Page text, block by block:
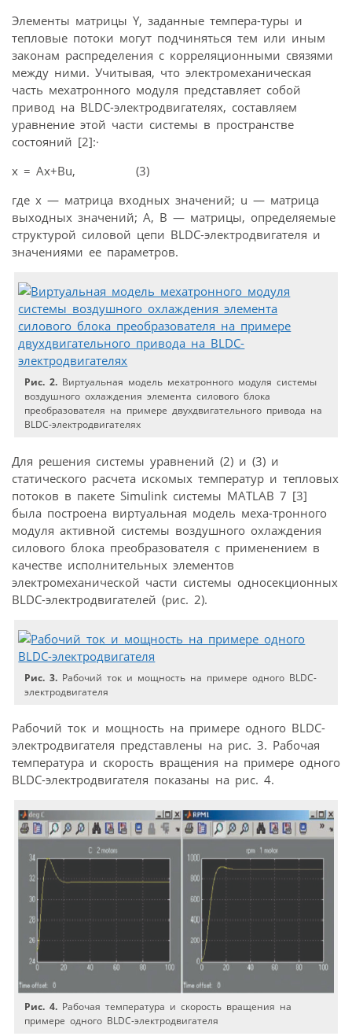
Элементы матрицы Y, заданные темпера-туры и
тепловые потоки могут подчиняться тем или иным
законам распределения с корреляционными связями
между ними. Учитывая, что электромеханическая
часть мехатронного модуля представляет собой
привод на BLDC-электродвигателях, составляем
уравнение этой части системы в пространстве
состояний [2]:·
х = Ах+Вu, (3)
где х — матрица входных значений; u — матрица
выходных значений; A, B — матрицы, определяемые
структурой силовой цепи BLDC-электродвигателя и
значениями ее параметров.
Рис. 2. Виртуальная модель мехатронного модуля системы
воздушного охлаждения элемента силового блока
преобразователя на примере двухдвигательного привода на
BLDC-электродвигателях
Для решения системы уравнений (2) и (3) и
статического расчета искомых температур и тепловых
потоков в пакете Simulink системы MATLAB 7 [3]
была построена виртуальная модель меха-тронного
модуля активной системы воздушного охлаждения
силового блока преобразователя с применением в
качестве исполнительных элементов
электромеханической части системы односекционных
BLDC-электродвигателей (рис. 2).
Рис. 3. Рабочий ток и мощность на примере одного BLDC-
электродвигателя
Рабочий ток и мощность на примере одного BLDC-
электродвигателя представлены на рис. 3. Рабочая
температура и скорость вращения на примере одного
BLDC-электродвигателя показаны на рис. 4.
Рис. 4. Рабочая температура и скорость вращения на
примере одного BLDC-электродвигателя